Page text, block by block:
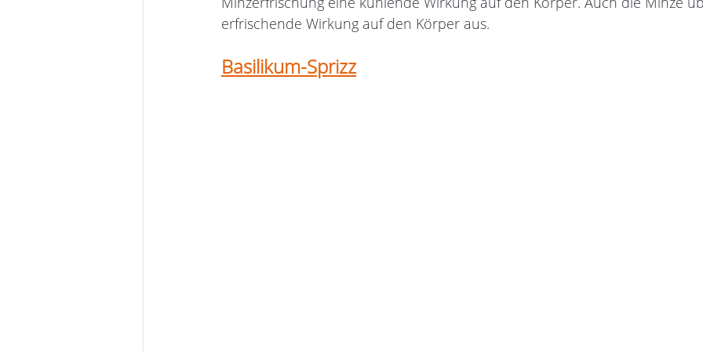
erfrischende Wirkung auf den Körper aus.
Basilikum-Sprizz